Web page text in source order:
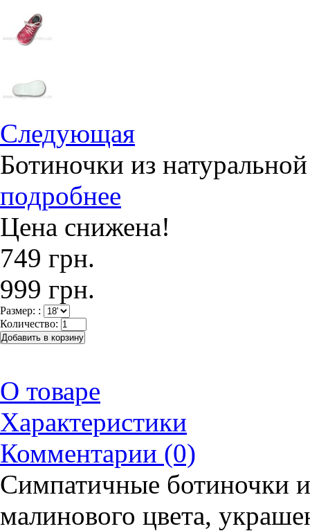
Следующая
Ботиночки из
подробнее
Цена снижена!
749 грн.
999 грн.
Размер: :
Количество:
О товаре
Характеристики
Комментарии (0)
Симпатичные ботиночки
малинового цвета,